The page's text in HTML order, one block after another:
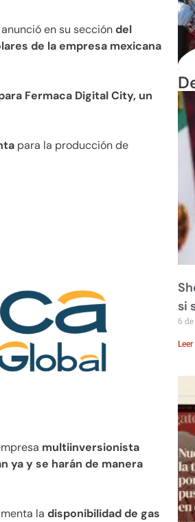
en su seccióndel
de la empresa mexicana
Fermaca Digital City, un
para la producción de
multiinversionista
ya y se harán de manera
la disponibilidad de gas
si
6